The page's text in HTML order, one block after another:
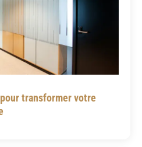
transformer votre